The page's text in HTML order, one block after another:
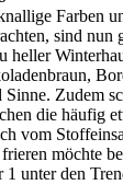
Farben
sind nun
heller
Zudem
die häufig
vom
möchte
unter den